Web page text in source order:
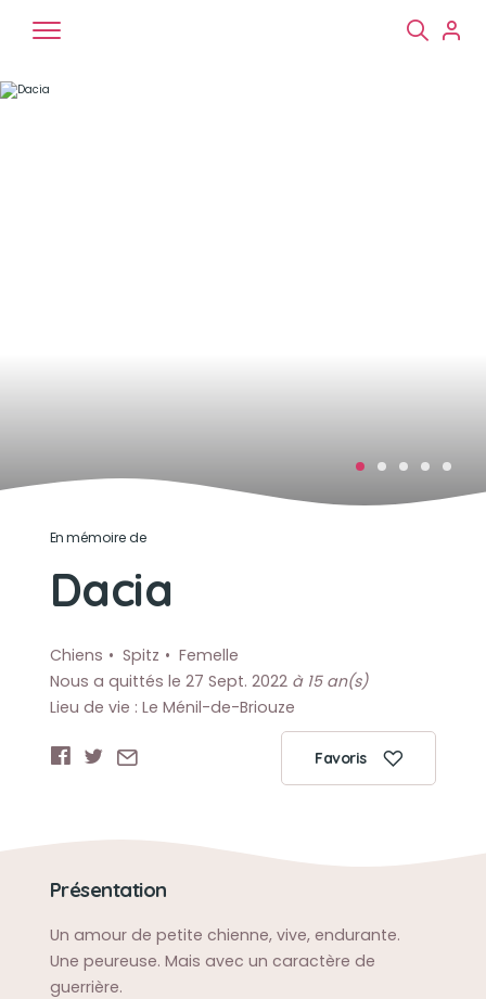
En mémoire de
Dacia
Chiens Spitz
Femelle
Nous a quittés le 27 Sept. 2022 à 15 an(s)
Lieu de vie : Le Ménil-de-Briouze
Favoris
Présentation
Un amour de petite chienne, vive, endurante.
Une peureuse. Mais avec un caractère de
guerrière.